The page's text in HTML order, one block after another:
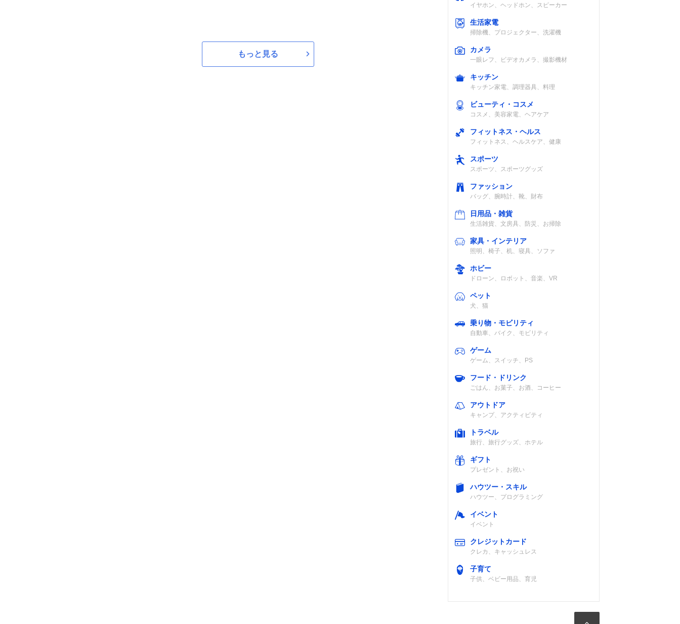
もっと見る
イヤホン、ヘッドホン、スピーカー
生活家電
掃除機、プロジェクター、洗濯機
カメラ
一眼レフ、ビデオカメラ、撮影機材
キッチン
キッチン家電、調理器具、料理
ビューティ・コスメ
コスメ、美容家電、ヘアケア
フィットネス・ヘルス
フィットネス、ヘルスケア、健康
スポーツ
スポーツ、スポーツグッズ
ファッション
バッグ、腕時計、靴、財布
日用品・雑貨
生活雑貨、文房具、防災、お掃除
家具・インテリア
照明、椅子、机、寝具、ソファ
ホビー
ドローン、ロボット、音楽、VR
ペット
犬、猫
乗り物・モビリティ
自動車、バイク、モビリティ
ゲーム
ゲーム、スイッチ、PS
フード・ドリンク
ごはん、お菓子、お酒、コーヒー
アウトドア
キャンプ、アクティビティ
トラベル
旅行、旅行グッズ、ホテル
ギフト
プレゼント、お祝い
ハウツー・スキル
ハウツー、プログラミング
イベント
イベント
クレジットカード
クレカ、キャッシュレス
子育て
子供、ベビー用品、育児